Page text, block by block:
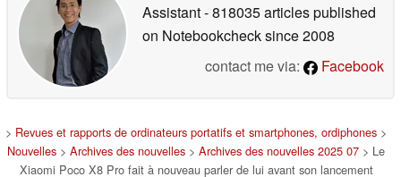
Assistant- 818035 articles published
on Notebookchecksince 2008
contact me via:
Facebook
> Revues et rapports de ordinateurs portatifs et smartphones, ordiphones >
Nouvelles > Archives des nouvelles > Archives des nouvelles 2025 07 > Le
Xiaomi Poco X8 Pro fait à nouveau parler de lui avant son lancement